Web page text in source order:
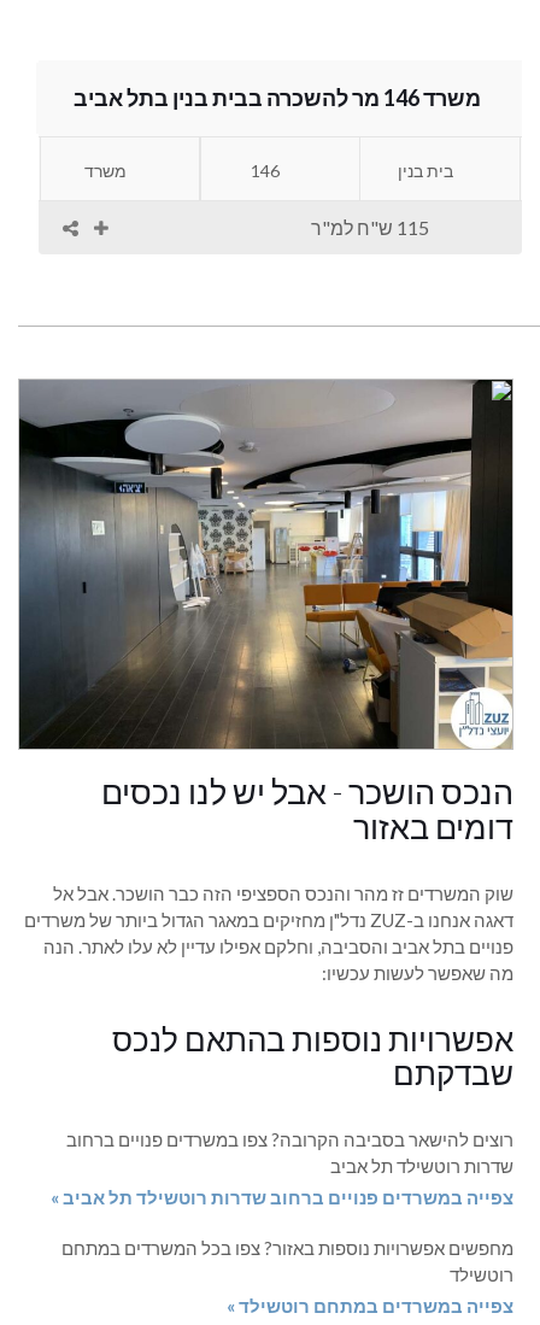
משרד 146 מר להשכרה בבית בנין בתל אביב
בית בנין 146 משרד
115 ש"ח למ"ר
הנכס הושכר - אבל יש לנו נכסים
דומים באזור
שוק המשרדים זז מהר והנכס הספציפי הזה כבר הושכר. אבל אל
דאגה אנחנו ב-ZUZ נדל"ן מחזיקים במאגר הגדול ביותר של משרדים
פנויים בתל אביב והסביבה, וחלקם אפילו עדיין לא עלו לאתר. הנה
מה שאפשר לעשות עכשיו:
אפשרויות נוספות בהתאם לנכס
שבדקתם
רוצים להישאר בסביבה הקרובה? צפו במשרדים פנויים ברחוב
שדרות רוטשילד תל אביב
צפייה במשרדים פנויים ברחוב שדרות רוטשילד תל אביב »
מחפשים אפשרויות נוספות באזור? צפו בכל המשרדים במתחם
רוטשילד
צפייה במשרדים במתחם רוטשילד »